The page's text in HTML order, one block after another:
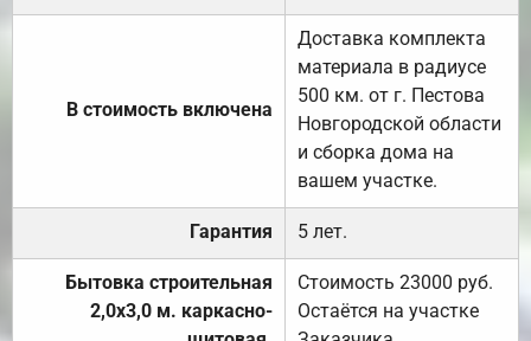
В стоимость включена
Доставка комплекта
материала в радиусе
500 км. от г. Пестова
Новгородской области
и сборка дома на
вашем участке.
Гарантия 5 лет.
Бытовка строительная
2,0х3,0 м. каркасно-
Стоимость 23000 руб.
Остаётся на участке